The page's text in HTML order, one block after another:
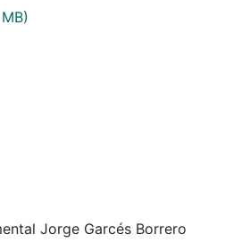
Jorge Garcés Borrero